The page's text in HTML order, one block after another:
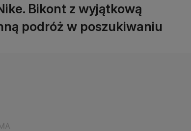
Bikont z wyjątkową
podróż w poszukiwaniu